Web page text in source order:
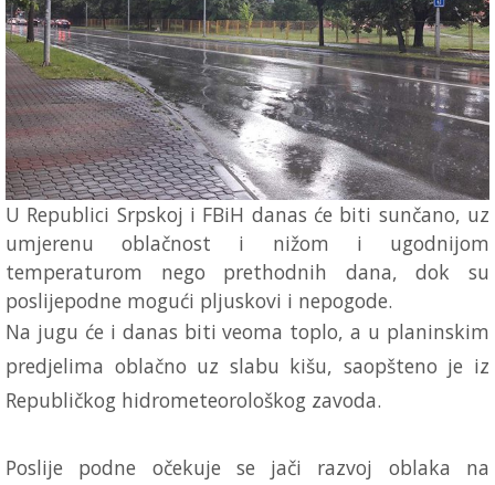
U Republici Srpskoj i FBiH danas će biti sunčano, uz
umjerenu oblačnost i nižom i ugodnijom
temperaturom nego prethodnih dana, dok su
poslijepodne mogući pljuskovi i nepogode.
Na jugu će i danas biti veoma toplo, a u planinskim
predjelima oblačno uz slabu kišu, saopšteno je iz
Republičkog hidrometeorološkog zavoda.
Poslije podne očekuje se jači razvoj oblaka na